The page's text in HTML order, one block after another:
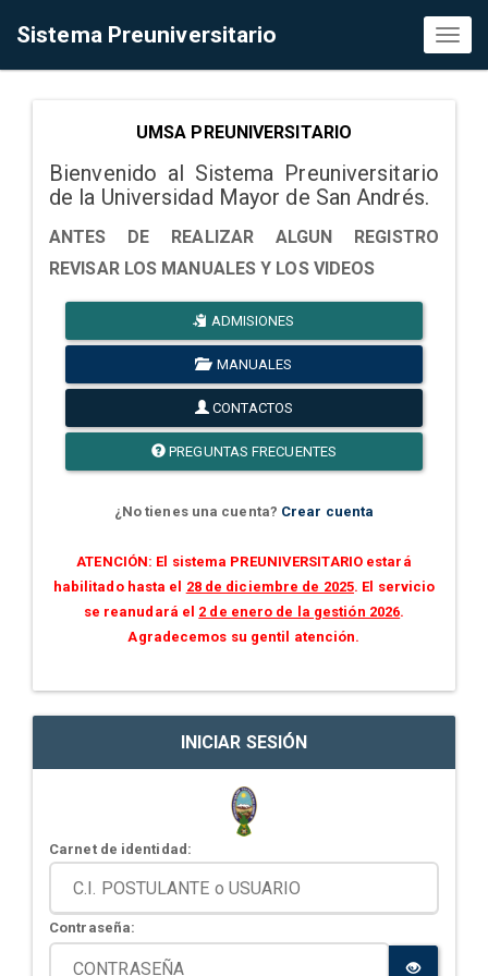
Sistema Preuniversitario
UMSA PREUNIVERSITARIO
Bienvenido al Sistema Preuniversitario
de la Universidad Mayor de San Andrés.
ANTES DE REALIZAR ALGUN REGISTRO
REVISAR LOS MANUALES Y LOS VIDEOS
ADMISIONES
MANUALES
CONTACTOS
PREGUNTAS FRECUENTES
¿No tienes una cuenta? Crear cuenta
ATENCIÓN: El sistema PREUNIVERSITARIO estará
habilitado hasta el 28 de diciembre de 2025. El servicio
se reanudará el 2 de enero de la gestión 2026.
Agradecemos su gentil atención.
INICIAR SESIÓN
Carnet de identidad:
Contraseña: